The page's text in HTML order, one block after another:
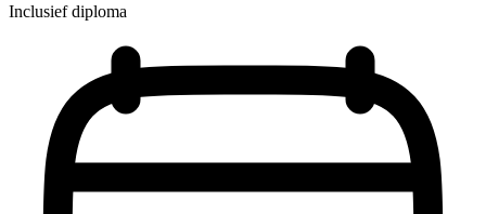
Inclusief diploma